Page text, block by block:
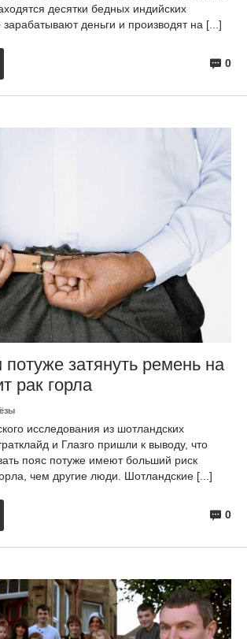
десятки бедных индийских
деньги и производят на [...]
0
затянуть ремень на
рак горла
исследования из шотландских
и Глазго пришли к выводу, что
пояс потуже имеют больший риск
чем другие люди. Шотландские [...]
0